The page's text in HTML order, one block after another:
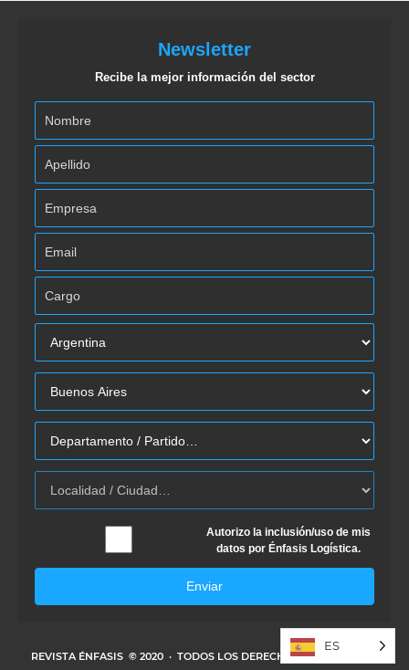
Newsletter
Recibe la mejor información del sector
Autorizo la inclusión/uso de mis
datos por Énfasis Logística.
Enviar
REVISTA ÉNFASIS © 2020 · TODOS LOS DERECHOS RESERVADOS
ES